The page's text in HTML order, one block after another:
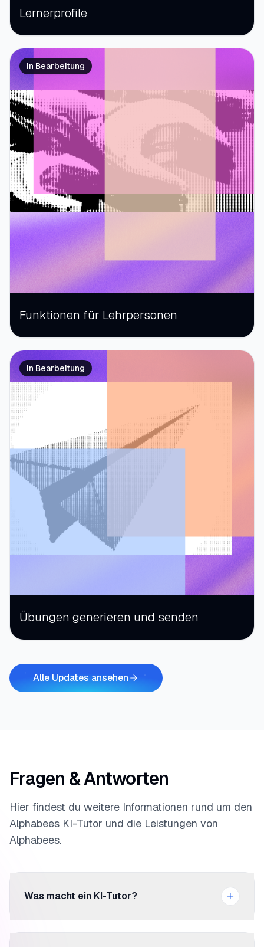
Lernerprofile
In Bearbeitung
Funktionen für Lehrpersonen
In Bearbeitung
Übungen generieren und senden
Alle Updates ansehen
Fragen & Antworten
Hier findest du weitere Informationen rund um den
Alphabees KI-Tutor und die Leistungen von
Alphabees.
Was macht ein KI-Tutor?